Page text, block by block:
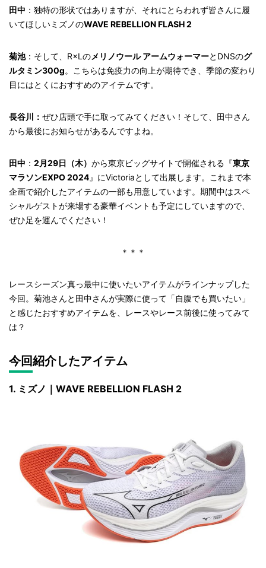
田中 ：独特の形状ではありますが、それにとらわれず皆さんに履
いてほしいミズノのWAVE REBELLION FLASH 2
菊池：そして、 R×Lのメリノウール アームウォーマーとDNSのグ
ルタミン300g。こちらは免疫力の向上が期待でき、季節の変わり
目にはとくにおすすめのアイテムです。
長谷川： ぜひ店頭で手に取ってみてください！そして、田中さん
から最後にお知らせがあるんですよね。
田中 ： 2月29日（木） から東京ビッグサイトで開催される『東京
マラソンEXPO 2024』にVictoriaとして出展します。これまで本
企画で紹介したアイテムの一部も用意しています。期間中はスペ
シャルゲストが来場する豪華イベントも予定にしていますので、
ぜひ足を運んでください！
＊＊＊
レースシーズン真っ最中に使いたいアイテムがラインナップした
今回。菊池さんと田中さんが実際に使って「自腹でも買いたい」
と感じたおすすめアイテムを、レースやレース前後に使ってみて
は？
今回紹介したアイテム
1. ミズノ｜WAVE REBELLION FLASH 2